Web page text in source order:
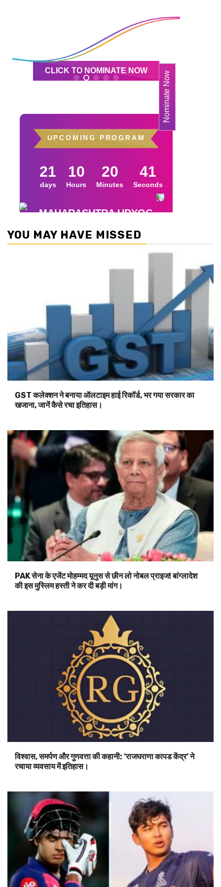
YOU MAY HAVE MISSED
GST कलेक्शन ने बनाया ऑलटाइम हाई रिकॉर्ड, भर गया सरकार का
खजाना, जानें कैसे रचा इतिहास।
PAK सेना के एजेंट मोहम्मद यूनुस से छीन लो नोबल प्राइज! बांग्लादेश
की इस मुस्लिम हस्ती ने कर दी बड़ी मांग।
विश्वास, समर्पण और गुणवत्ता की कहानी: ‘राजघराणा कापड केंद्र’ ने
रचाया व्यवसाय में इतिहास।